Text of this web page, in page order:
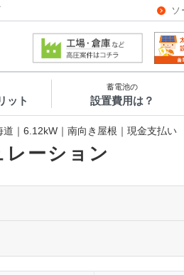
ット
蓄電池の
設置費用は？
道｜6.12kW｜南向き屋根｜現金支払い
レーション